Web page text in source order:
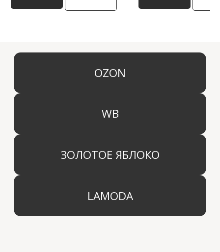
г. Москва
Договор оферты
Охрана труда
Дистрибьютор